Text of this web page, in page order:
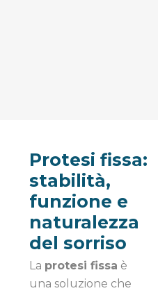
Protesi fissa:
stabilità,
funzione e
naturalezza
del sorriso
La protesi fissa è
una soluzione che